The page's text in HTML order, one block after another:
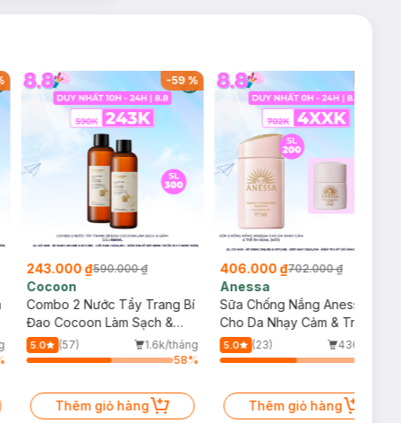
-59%
243.000 ₫590.000 ₫
Cocoon
Combo 2 Nước Tẩy Trang Bí
Đao Cocoon Làm Sạch &
Giảm Dầu 500ml
5.0 (57)
1.6k/tháng
58%
Thêm giỏ hàng
406.000 ₫702.000 ₫
Anessa
Sữa Chống Nắng Anessa
Cho Da Nhạy Cảm & Trẻ Em
60ml (Mới)
5.0 (23)
436/tháng
Thêm giỏ hàng